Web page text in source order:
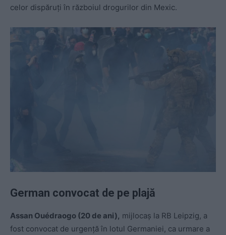
celor dispăruți în războiul drogurilor din Mexic.
German convocat de pe plajă
Assan Ouédraogo (20 de ani), mijlocaș la RB Leipzig, a
fost convocat de urgență în lotul Germaniei, ca urmare a